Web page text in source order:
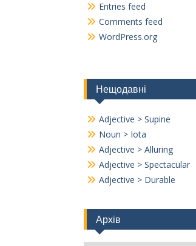
Entries feed
Comments feed
WordPress.org
Нещодавні
Adjective > Supine
Noun > Iota
Adjective > Alluring
Adjective > Spectacular
Adjective > Durable
Архів